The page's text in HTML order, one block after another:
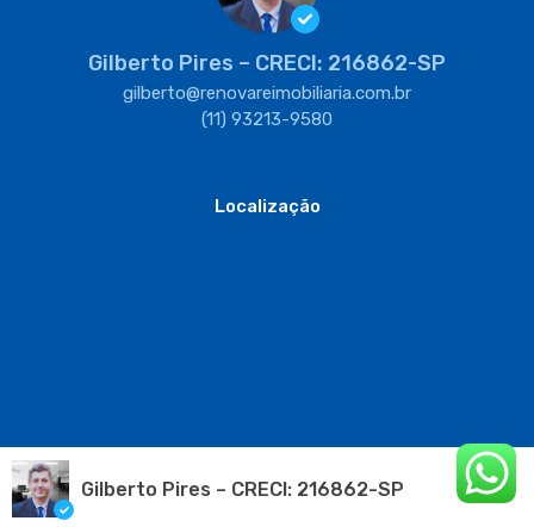
Gilberto Pires – CRECI: 216862-SP
gilberto@renovareimobiliaria.com.br
(11) 93213-9580
Localização
® Todos os direitos reservados 2025 | Renovare Imobiliária
Gilberto Pires – CRECI: 216862-SP